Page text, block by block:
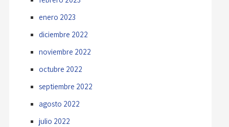
enero 2023
diciembre 2022
noviembre 2022
octubre 2022
septiembre 2022
agosto 2022
julio 2022